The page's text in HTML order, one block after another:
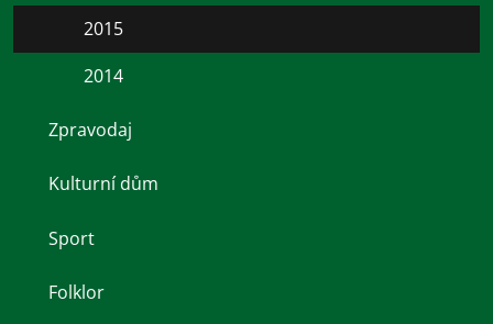
2015
2014
Zpravodaj
Kulturní dům
Sport
Folklor